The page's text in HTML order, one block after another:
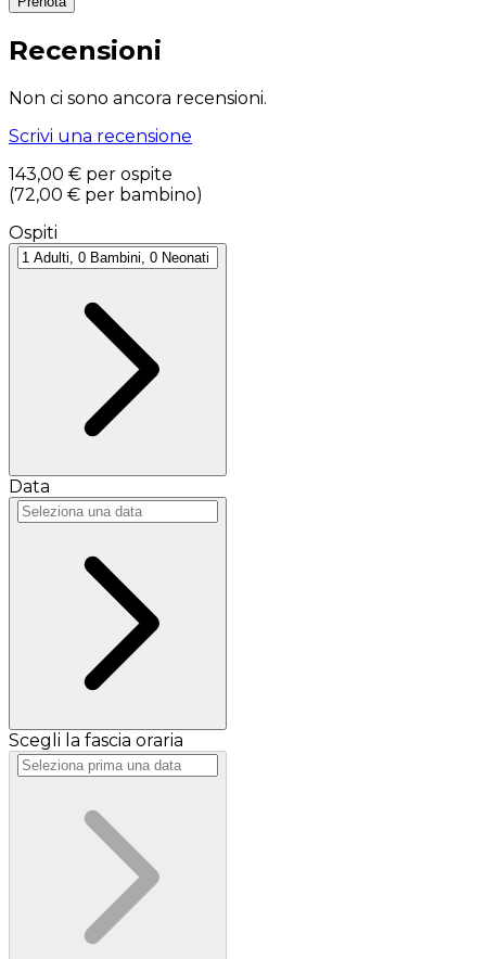
Recensioni
Non ci sono ancora recensioni.
Scrivi una recensione
143,00 € per ospite
(72,00 € per bambino)
Ospiti
Data
Scegli la fascia oraria